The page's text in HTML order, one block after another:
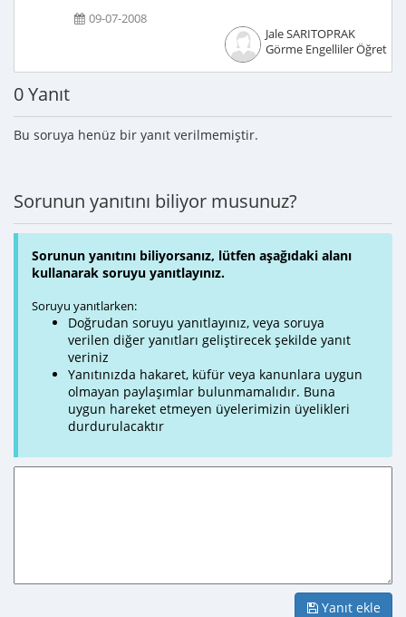
09-07-2008
Jale SARITOPRAK
Görme Engelliler
0 Yanıt
Bu soruya henüz bir yanıt verilmemiştir.
Sorunun yanıtını biliyor musunuz?
Sorunun yanıtını biliyorsanız, lütfen aşağıdaki alanı
kullanarak soruyu yanıtlayınız.
Soruyu yanıtlarken:
Doğrudan soruyu yanıtlayınız, veya soruya
verilen diğer yanıtları geliştirecek şekilde yanıt
veriniz
Yanıtınızda hakaret, küfür veya kanunlara uygun
olmayan paylaşımlar bulunmamalıdır. Buna
uygun hareket etmeyen üyelerimizin üyelikleri
durdurulacaktır
Yanıt ekle